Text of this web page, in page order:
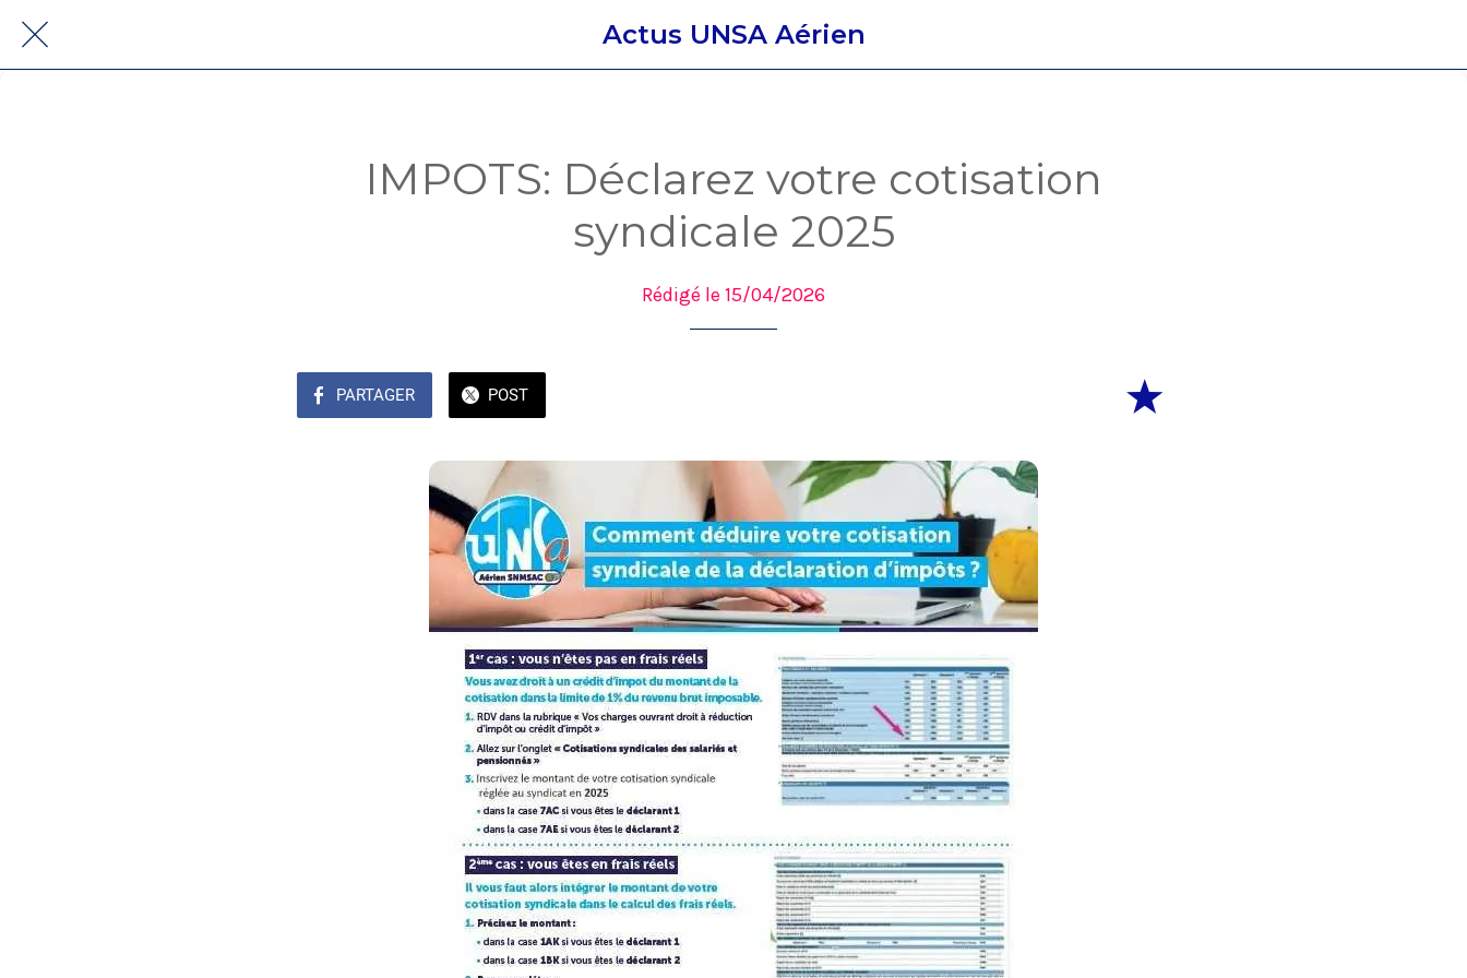
Actus UNSA Aérien
IMPOTS: Déclarez votre cotisation
syndicale 2025
Rédigé le 15/04/2026
PARTAGER POST